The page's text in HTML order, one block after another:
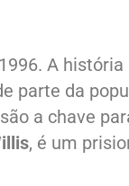
A história
parte da
a chave
, é um